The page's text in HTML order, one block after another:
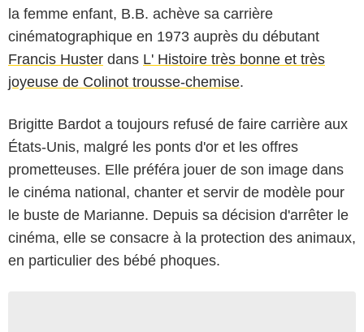
la femme enfant, B.B. achève sa carrière
cinématographique en 1973 auprès du débutant
Francis Huster dans L' Histoire très bonne et très
joyeuse de Colinot trousse-chemise.
Brigitte Bardot a toujours refusé de faire carrière aux
États-Unis, malgré les ponts d'or et les offres
prometteuses. Elle préféra jouer de son image dans
le cinéma national, chanter et servir de modèle pour
le buste de Marianne. Depuis sa décision d'arrêter le
cinéma, elle se consacre à la protection des animaux,
en particulier des bébé phoques.